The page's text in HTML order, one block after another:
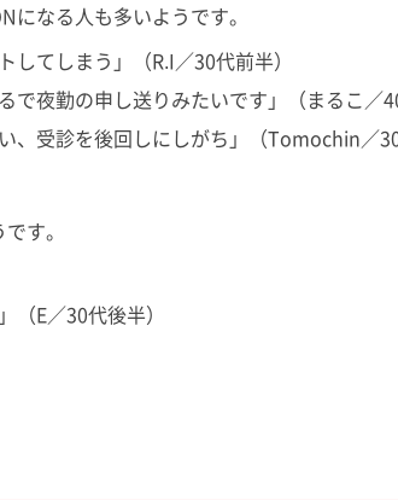
なる人も多いようです。
てしまう」（R.I／30代前半）
夜勤の申し送りみたいです」（まるこ／
、受診を後回しにしがち」（Tomochin／30
す。
E／30代後半）